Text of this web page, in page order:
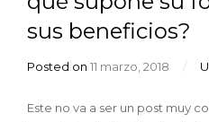
sus beneficios?
Posted on 11 marzo, 2018 /
Este no va a ser un post muy